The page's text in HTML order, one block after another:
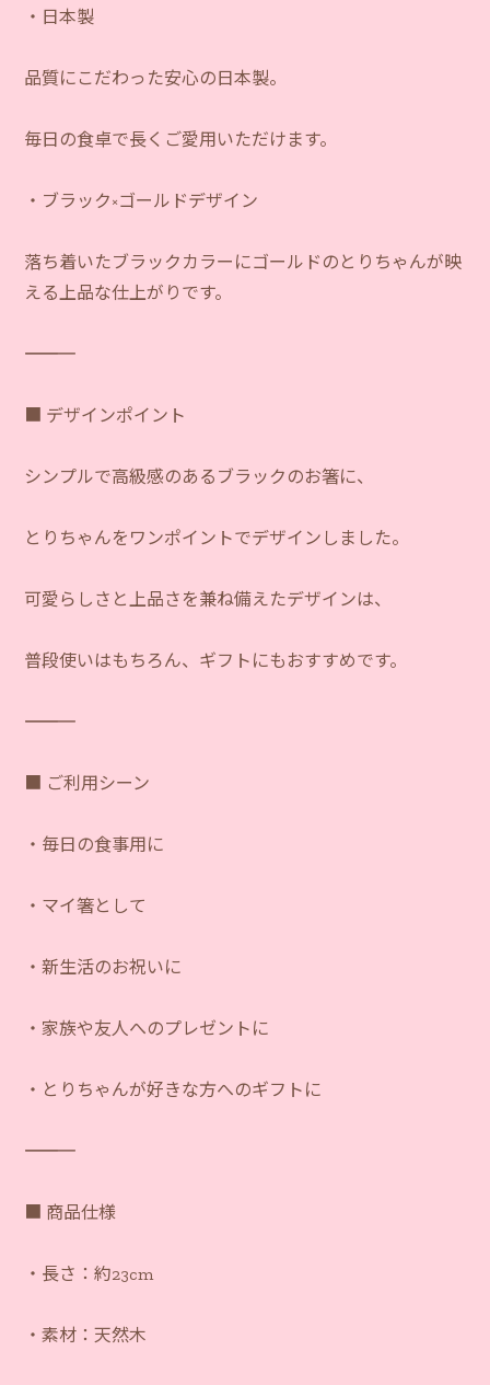
・日本製
品質にこだわった安心の日本製。
毎日の食卓で長くご愛用いただけます。
・ブラック×ゴールドデザイン
落ち着いたブラックカラーにゴールドのとりちゃんが映
える上品な仕上がりです。
―――――――――――
■ デザインポイント
シンプルで高級感のあるブラックのお箸に、
とりちゃんをワンポイントでデザインしました。
可愛らしさと上品さを兼ね備えたデザインは、
普段使いはもちろん、ギフトにもおすすめです。
―――――――――――
■ ご利用シーン
・毎日の食事用に
・マイ箸として
・新生活のお祝いに
・家族や友人へのプレゼントに
・とりちゃんが好きな方へのギフトに
―――――――――――
■ 商品仕様
・長さ：約23cm
・素材：天然木